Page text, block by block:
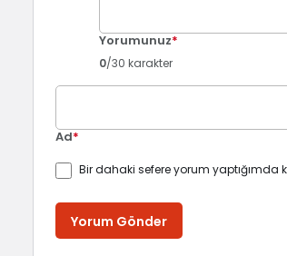
Yorumunuz*
0/30 karakter
Ad*
Bir dahaki sefere yorum yaptığımda
Yorum Gönder